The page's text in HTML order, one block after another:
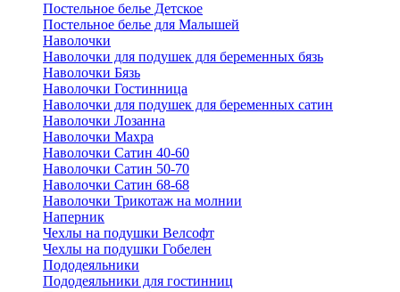
Постельное белье Детское
Постельное белье для Малышей
Наволочки
Наволочки для подушек для беременных бязь
Наволочки Бязь
Наволочки Гостинница
Наволочки для подушек для беременных сатин
Наволочки Лозанна
Наволочки Махра
Наволочки Сатин 40-60
Наволочки Сатин 50-70
Наволочки Сатин 68-68
Наволочки Трикотаж на молнии
Наперник
Чехлы на подушки Велсофт
Чехлы на подушки Гобелен
Пододеяльники
Пододеяльники для гостинниц